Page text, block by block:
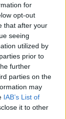
for
opt-out
that after your
seeing
utilized by
prior to
further
parties on the
may
IAB’s List of
it to other
McLouis e
quest'anno
di Vita...